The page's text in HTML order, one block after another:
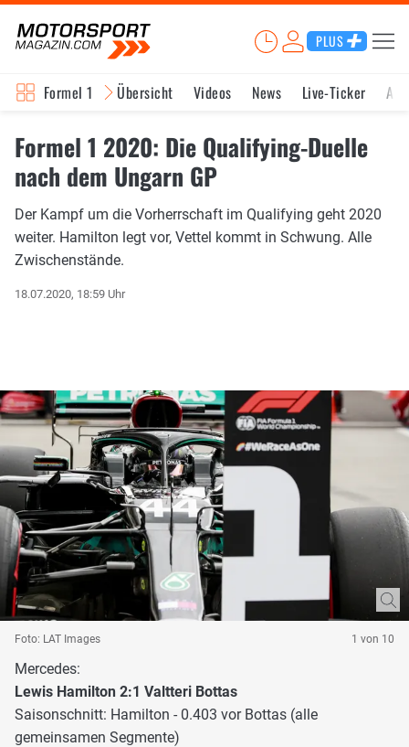
PLUS
Formel 1 Übersicht Videos News Live-Ticker
Formel 1 2020: Die Qualifying-Duelle
nach dem Ungarn GP
Der Kampf um die Vorherrschaft im Qualifying geht 2020
weiter. Hamilton legt vor, Vettel kommt in Schwung. Alle
Zwischenstände.
18.07.2020, 18:59 Uhr
Foto: LAT Images 1 von 10
Mercedes:
Lewis Hamilton 2:1 Valtteri Bottas
Saisonschnitt: Hamilton - 0.403 vor Bottas (alle
gemeinsamen Segmente)